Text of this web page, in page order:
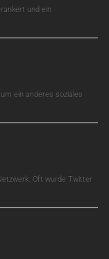
und ein
ein anderes soziales
Oft wurde Twitter